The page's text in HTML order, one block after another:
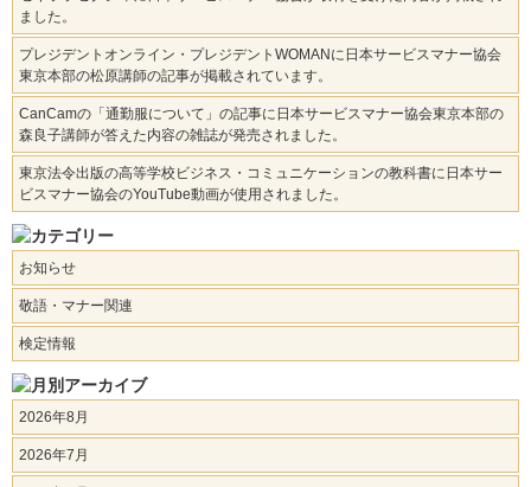
ました。
プレジデントオンライン・プレジデントWOMANに日本サービスマナー協会
東京本部の松原講師の記事が掲載されています。
CanCamの「通勤服について」の記事に日本サービスマナー協会東京本部の
森良子講師が答えた内容の雑誌が発売されました。
東京法令出版の高等学校ビジネス・コミュニケーションの教科書に日本サー
ビスマナー協会のYouTube動画が使用されました。
お知らせ
敬語・マナー関連
検定情報
2026年8月
2026年7月